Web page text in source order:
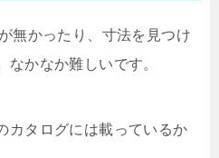
無かったり、寸法を見つけ
なかなか難しいです。
カタログには載っているか